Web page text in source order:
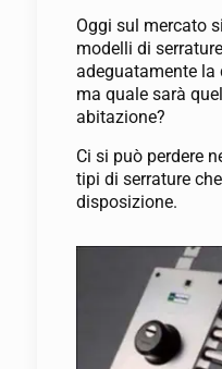
Oggi sul mercato
modelli di
adeguatamente la
ma quale sarà
abitazione?
Ci si può perdere
tipi di serrature
disposizione.